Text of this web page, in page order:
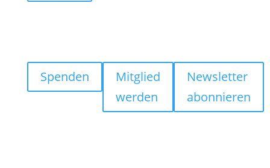
Spenden
Mitglied
werden
Newsletter
abonnieren